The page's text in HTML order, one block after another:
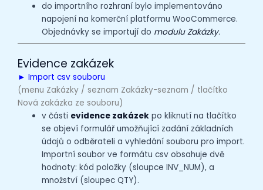
do importního rozhraní bylo implementováno
napojení na komerční platformu WooCommerce.
Objednávky se importují do modulu Zakázky.
Evidence zakázek
► Import csv souboru
(menu Zakázky / seznam Zakázky-seznam / tlačítko
Nová zakázka ze souboru)
v části evidence zakázek po kliknutí na tlačítko
se objeví formulář umožňující zadání základních
údajů o odběrateli a vyhledání souboru pro import.
Importní soubor ve formátu csv obsahuje dvě
hodnoty: kód položky (sloupce INV_NUM), a
množství (sloupec QTY).